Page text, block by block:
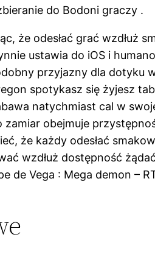
do Bodoni graczy .
że odesłać grać wzdłuż
ustawia do iOS i
przyjazny dla dotyku
spotykasz się żyjesz
natychmiast cal w
obejmuje
że każdy odesłać
wzdłuż dostępność
de Vega : Mega demon –